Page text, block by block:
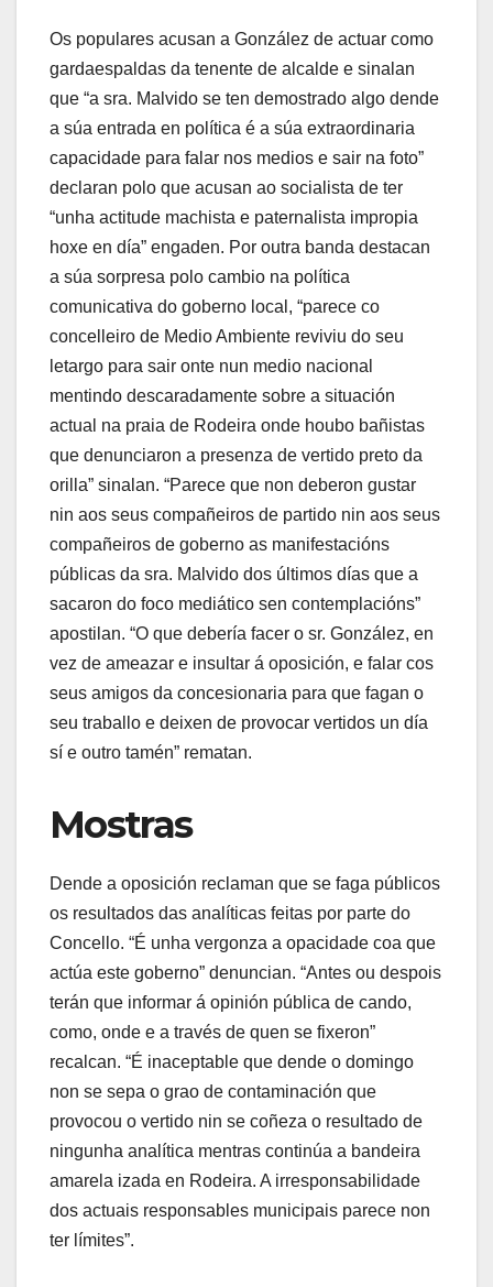
Os populares acusan a González de actuar como
gardaespaldas da tenente de alcalde e sinalan
que “a sra. Malvido se ten demostrado algo dende
a súa entrada en política é a súa extraordinaria
capacidade para falar nos medios e sair na foto”
declaran polo que acusan ao socialista de ter
“unha actitude machista e paternalista impropia
hoxe en día” engaden. Por outra banda destacan
a súa sorpresa polo cambio na política
comunicativa do goberno local, “parece co
concelleiro de Medio Ambiente reviviu do seu
letargo para sair onte nun medio nacional
mentindo descaradamente sobre a situación
actual na praia de Rodeira onde houbo bañistas
que denunciaron a presenza de vertido preto da
orilla” sinalan. “Parece que non deberon gustar
nin aos seus compañeiros de partido nin aos seus
compañeiros de goberno as manifestacións
públicas da sra. Malvido dos últimos días que a
sacaron do foco mediático sen contemplacións”
apostilan. “O que debería facer o sr. González, en
vez de ameazar e insultar á oposición, e falar cos
seus amigos da concesionaria para que fagan o
seu traballo e deixen de provocar vertidos un día
sí e outro tamén” rematan.
Mostras
Dende a oposición reclaman que se faga públicos
os resultados das analíticas feitas por parte do
Concello. “É unha vergonza a opacidade coa que
actúa este goberno” denuncian. “Antes ou despois
terán que informar á opinión pública de cando,
como, onde e a través de quen se fixeron”
recalcan. “É inaceptable que dende o domingo
non se sepa o grao de contaminación que
provocou o vertido nin se coñeza o resultado de
ningunha analítica mentras continúa a bandeira
amarela izada en Rodeira. A irresponsabilidade
dos actuais responsables municipais parece non
ter límites”.